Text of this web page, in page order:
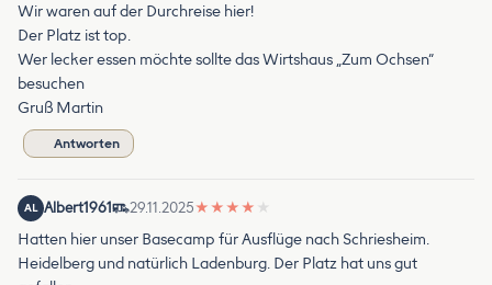
Wir waren auf der Durchreise hier!
Der Platz ist top.
Wer lecker essen möchte sollte das Wirtshaus „Zum Ochsen“
besuchen
Gruß Martin
Antworten
AL Albert1961 29.11.2025★ ★ ★ ★ ★
Hatten hier unser Basecamp für Ausflüge nach Schriesheim.
Heidelberg und natürlich Ladenburg. Der Platz hat uns gut